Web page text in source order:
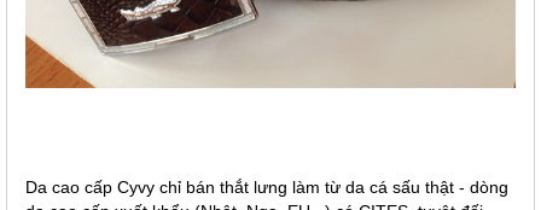
Da cao cấp Cyvy chỉ bán thắt lưng làm từ da cá sấu thật - dòng